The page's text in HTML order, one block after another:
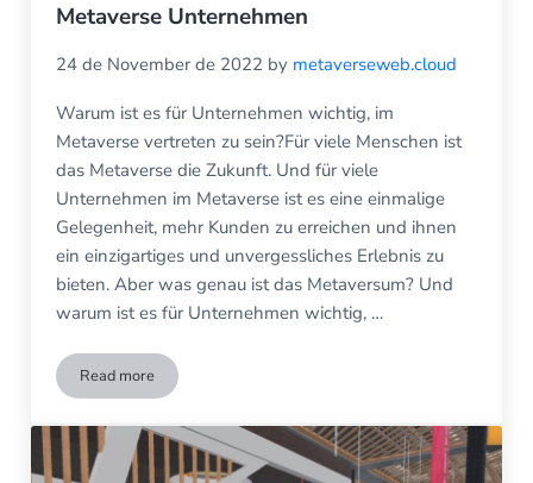
Metaverse Unternehmen
24 de November de 2022 by metaverseweb.cloud
Warum ist es für Unternehmen wichtig, im
Metaverse vertreten zu sein?Für viele Menschen ist
das Metaverse die Zukunft. Und für viele
Unternehmen im Metaverse ist es eine einmalige
Gelegenheit, mehr Kunden zu erreichen und ihnen
ein einzigartiges und unvergessliches Erlebnis zu
bieten. Aber was genau ist das Metaversum? Und
warum ist es für Unternehmen wichtig, …
Read moreMetaverse Unternehmen